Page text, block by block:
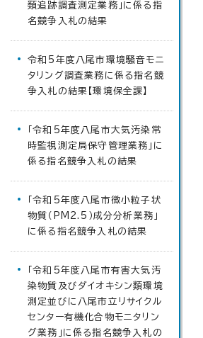
類追跡調査測定業務」に係る指
名競争入札の結果
令和5年度八尾市環境騒音モニ
タリング調査業務に係る指名競
争入札の結果【環境保全課】
「令和5年度八尾市大気汚染常
時監視測定局保守管理業務」に
係る指名競争入札の結果
「令和5年度八尾市微小粒子状
物質（PM2.5）成分分析業務」
に係る指名競争入札の結果
「令和5年度八尾市有害大気汚
染物質及びダイオキシン類環境
測定並びに八尾市立リサイクル
センター有機化合物モニタリン
グ業務」に係る指名競争入札の